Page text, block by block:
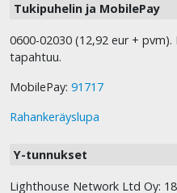
Tukipuhelin ja MobilePay
0600-02030 (12,92 eur +
tapahtuu.
MobilePay: 91717
Rahankeräyslupa
Y-tunnukset
Lighthouse Network Ltd Oy: